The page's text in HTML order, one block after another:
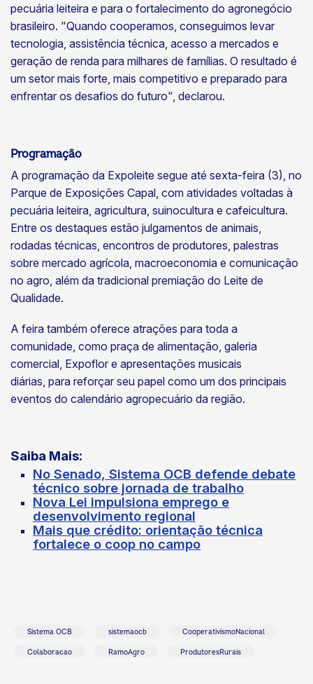
pecuária leiteira e para o fortalecimento do agronegócio
brasileiro. "Quando cooperamos, conseguimos levar
tecnologia, assistência técnica, acesso a mercados e
geração de renda para milhares de famílias. O resultado é
um setor mais forte, mais competitivo e preparado para
enfrentar os desafios do futuro", declarou.
Programação
A programação da Expoleite segue até sexta-feira (3), no
Parque de Exposições Capal, com atividades voltadas à
pecuária leiteira, agricultura, suinocultura e cafeicultura.
Entre os destaques estão julgamentos de animais,
rodadas técnicas, encontros de produtores, palestras
sobre mercado agrícola, macroeconomia e comunicação
no agro, além da tradicional premiação do Leite de
Qualidade.
A feira também oferece atrações para toda a
comunidade, como praça de alimentação, galeria
comercial, Expoflor e apresentações musicais
diárias, para reforçar seu papel como um dos principais
eventos do calendário agropecuário da região.
Saiba Mais:
No Senado, Sistema OCB defende debate
técnico sobre jornada de trabalho
Nova Lei impulsiona emprego e
desenvolvimento regional
Mais que crédito: orientação técnica
fortalece o coop no campo
Sistema OCB sistemaocb CooperativismoNacional
Colaboracao RamoAgro ProdutoresRurais